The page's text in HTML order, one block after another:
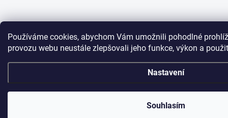
Používáme cookies, abychom Vám umožnili pohodlné
provozu webu neustále zlepšovali jeho funkce, výkon a
Nastavení
Souhlasím